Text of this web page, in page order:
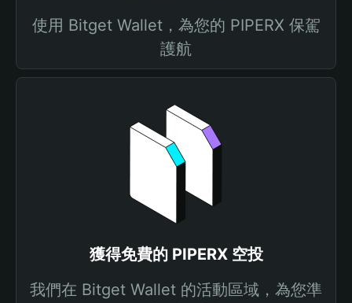
使用 Bitget Wallet，為您的 PIPERX 保駕
護航
獲得免費的 PIPERX 空投
我們在 Bitget Wallet 的活動區域，為您準